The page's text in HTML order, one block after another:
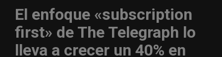
El enfoque «subscription
first» de The Telegraph lo
lleva a crecer un 40% en